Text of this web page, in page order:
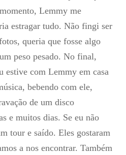
Lemmy me
estragar tudo. Não fingi ser
queria que fosse algo
peso pesado. No final,
estive com Lemmy em casa
bebendo com ele,
de um disco
e muitos dias. Se eu não
tour e saído. Eles gostaram
a nos encontrar. Também